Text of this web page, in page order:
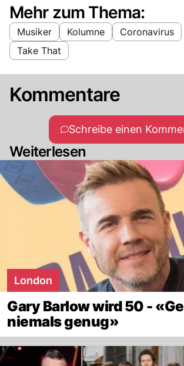
Mehr zum Thema:
Musiker Kolumne
Coronavirus
Take That
Kommentare
Schreibe einen
Weiterlesen
London
Gary Barlow wird 50 -
niemals genug»